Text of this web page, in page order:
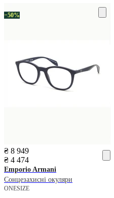
−50%
₴ 8 949
₴ 4 474
Emporio Armani
Сонцезахисні окуляри
ONESIZE